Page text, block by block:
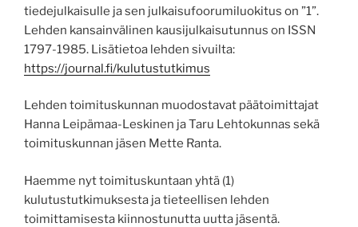
tiedejulkaisulle ja sen julkaisufoorumiluokitus on ”1”.
Lehden kansainvälinen kausijulkaisutunnus on ISSN
1797-1985. Lisätietoa lehden sivuilta:
https://journal.fi/kulutustutkimus
Lehden toimituskunnan muodostavat päätoimittajat
Hanna Leipämaa-Leskinen ja Taru Lehtokunnas sekä
toimituskunnan jäsen Mette Ranta.
Haemme nyt toimituskuntaan yhtä (1)
kulutustutkimuksesta ja tieteellisen lehden
toimittamisesta kiinnostunutta uutta jäsentä.